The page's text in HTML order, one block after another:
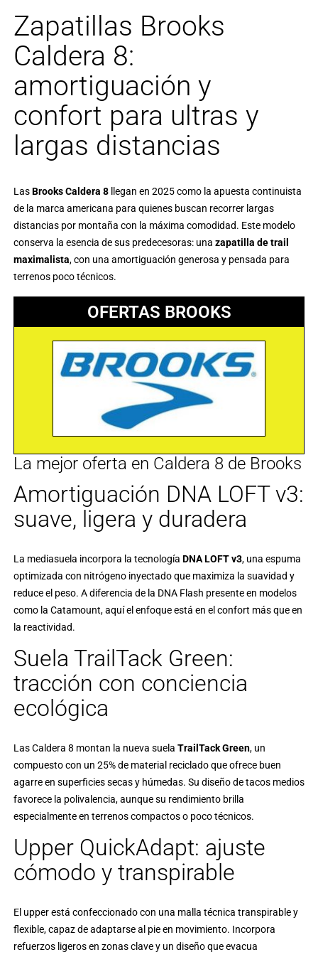
Zapatillas Brooks
Caldera 8:
amortiguación y
confort para ultras y
largas distancias
LasBrooks Caldera 8llegan en 2025 como la apuesta continuista
de la marca americana para quienes buscan recorrer largas
distancias por montaña con la máxima comodidad. Este modelo
conserva la esencia de sus predecesoras: una zapatilla de trail
maximalista, con una amortiguación generosa y pensada para
terrenos poco técnicos.
OFERTAS BROOKS
La mejor oferta en Caldera 8 de Brooks
Amortiguación DNA LOFT v3:
suave, ligera y duradera
La mediasuela incorpora la tecnología DNA LOFT v3, una espuma
optimizada con nitrógeno inyectado que maximiza la suavidad y
reduce el peso. A diferencia de la DNA Flash presente en modelos
como la Catamount, aquí el enfoque está en el confort más que en
la reactividad.
Suela TrailTack Green:
tracción con conciencia
ecológica
Las Caldera 8 montan la nueva suela TrailTack Green, un
compuesto con un 25% de material reciclado que ofrece buen
agarre en superficies secas y húmedas. Su diseño de tacos medios
favorece la polivalencia, aunque su rendimiento brilla
especialmente en terrenos compactos o poco técnicos.
Upper QuickAdapt: ajuste
cómodo y transpirable
El upper está confeccionado con una malla técnica transpirable y
flexible, capaz de adaptarse al pie en movimiento. Incorpora
refuerzos ligeros en zonas clave y un diseño que evacua